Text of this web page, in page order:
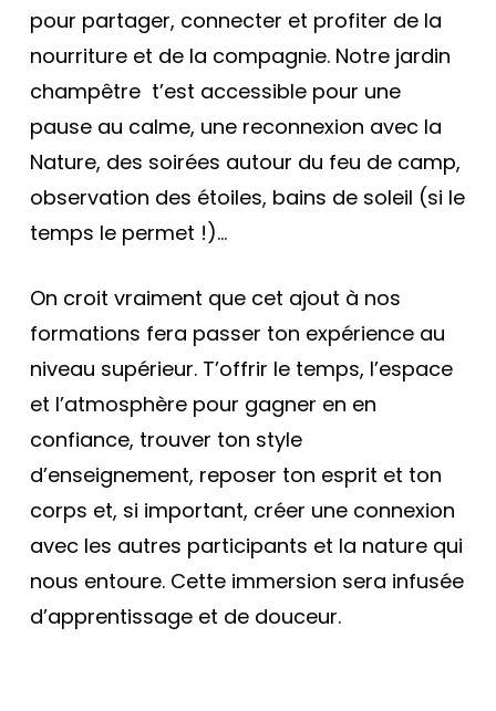
pour partager, connecter et profiter de la
nourriture et de la compagnie. Notre jardin
champêtre t’est accessible pour une
pause au calme, une reconnexion avec la
Nature, des soirées autour du feu de camp,
observation des étoiles, bains de soleil (si le
temps le permet !)…
On croit vraiment que cet ajout à nos
formations fera passer ton expérience au
niveau supérieur. T’offrir le temps, l’espace
et l’atmosphère pour gagner en en
confiance, trouver ton style
d’enseignement, reposer ton esprit et ton
corps et, si important, créer une connexion
avec les autres participants et la nature qui
nous entoure. Cette immersion sera infusée
d’apprentissage et de douceur.